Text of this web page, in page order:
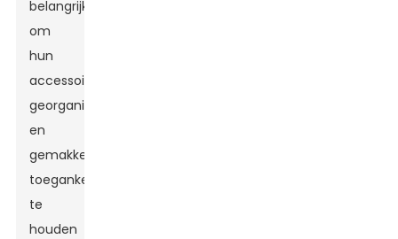
belangrijk
om
hun
accessoires
georganiseerd
en
gemakkelijk
toegankelijk
te
houden